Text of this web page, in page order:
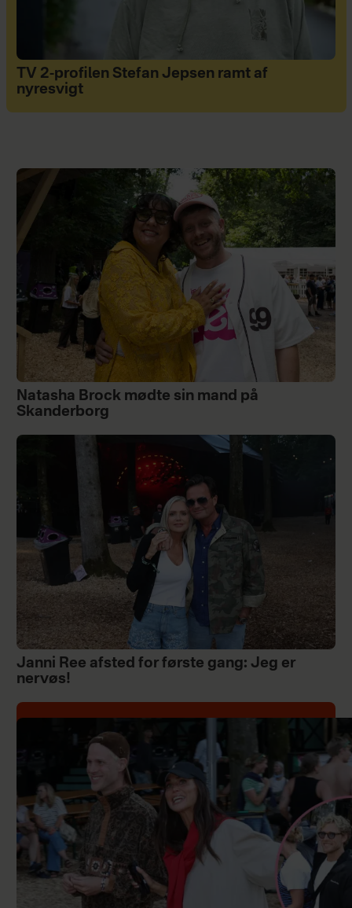
TV 2-profilen Stefan Jepsen ramt af
nyresvigt
Natasha Brock mødte sin mand på
Skanderborg
Janni Ree afsted for første gang: Jeg er
nervøs!